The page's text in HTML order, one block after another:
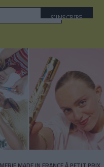
S'INSCRIRE